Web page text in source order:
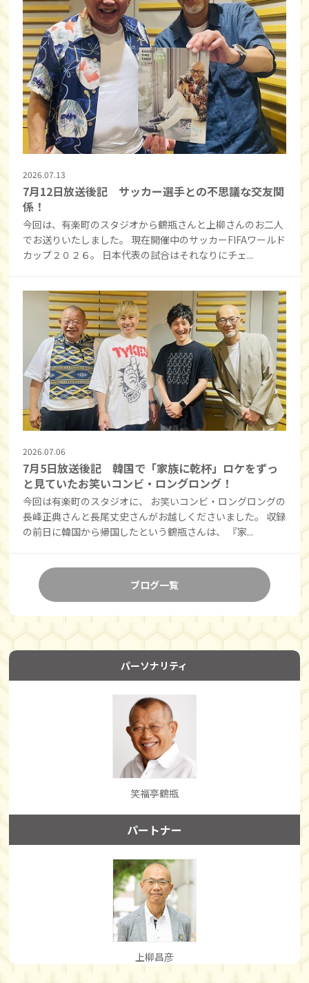
2026.07.13
7月12日放送後記 サッカー選手との不思議な交友関
係！
今回は、有楽町のスタジオから鶴瓶さんと上柳さんのお二人
でお送りいたしました。 現在開催中のサッカーFIFAワールド
カップ２０２６。 日本代表の試合はそれなりにチェ...
2026.07.06
7月5日放送後記 韓国で「家族に乾杯」ロケをずっ
と見ていたお笑いコンビ・ロングロング！
今回は有楽町のスタジオに、 お笑いコンビ・ロングロングの
長峰正典さんと長尾丈史さんがお越しくださいました。 収録
の前日に韓国から帰国したという鶴瓶さんは、 『家...
ブログ一覧
パーソナリティ
笑福亭鶴瓶
パートナー
上柳昌彦